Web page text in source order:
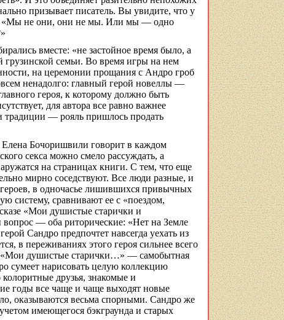
призывает писатель. Вы увидите, что у
«Мы не они, они не мы. Или мы — одно
вместе: «не застойное время было, а
грузинской семьи. Во время игры на нем
на церемонии прощания с Андро гроб
ненадолго: главный герой новеллы —
героя, к которому должно быть
для автора все равно важнее
традиции — рояль пришлось продать
Бочоришвили говорит в каждом
секса можно смело рассуждать, а
на страницах книги. С тем, что еще
мирно соседствуют. Все люди разные, и
в одночасье лишившихся привычных
систему, сравнивают ее с «поездом,
«Мои душистые старички и
— оба риторические: «Нет на Земле
Сандро предпочтет навсегда уехать из
в переживаниях этого героя сильнее всего
«Мои душистые старички…» — самобытная
сумеет нарисовать целую коллекцию
друзья, знакомые и
годы все чаще и чаще выходят новые
оказываются весьма спорными. Сандро же
имеющегося бэкграунда и старых